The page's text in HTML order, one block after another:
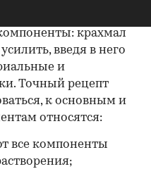
крахмал
введя в него
и
Точный рецепт
к основным и
относятся:
все компоненты